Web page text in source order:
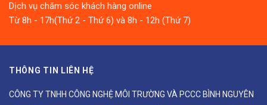
Dịch vụ chăm sóc khách hàng online
Từ 8h - 17h(Thứ 2 - Thứ 6) và 8h - 12h (Thứ 7)
THÔNG TIN LIÊN HỆ
CÔNG TY TNHH CÔNG NGHỆ MÔI TRƯỜNG VÀ PCCC BÌNH NGUYÊN